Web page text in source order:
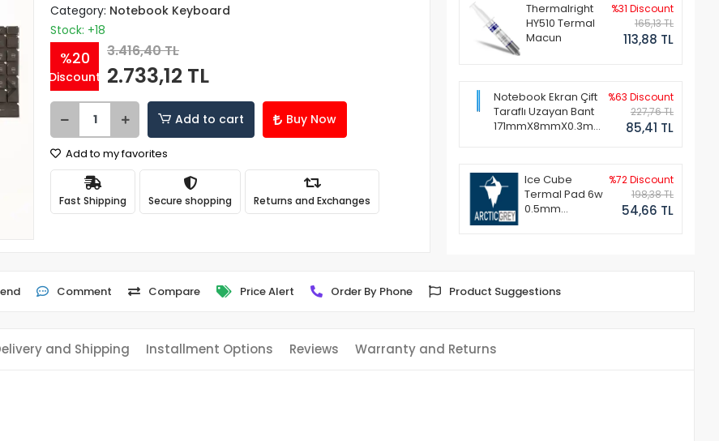
Category: Notebook Keyboard
Stock: +18
%20
Discount
3.416,40 TL
2.733,12 TL
Add to cart Buy Now
Add to my favorites
Fast Shipping Secure shopping Returns and Exchanges
Thermalright
HY510 Termal
Macun
%31 Discount
165,13 TL
113,88 TL
Notebook Ekran Çift
Taraflı Uzayan Bant
171mmX8mmX0.3mm
%63 Discount
227,76 TL
85,41 TL
Ice Cube
Termal Pad 6w
0.5mm
%72 Discount
198,38 TL
54,66 TL
Comment Compare Price Alert Order By Phone Product Suggestions
and Shipping Installment Options Reviews Warranty and Returns